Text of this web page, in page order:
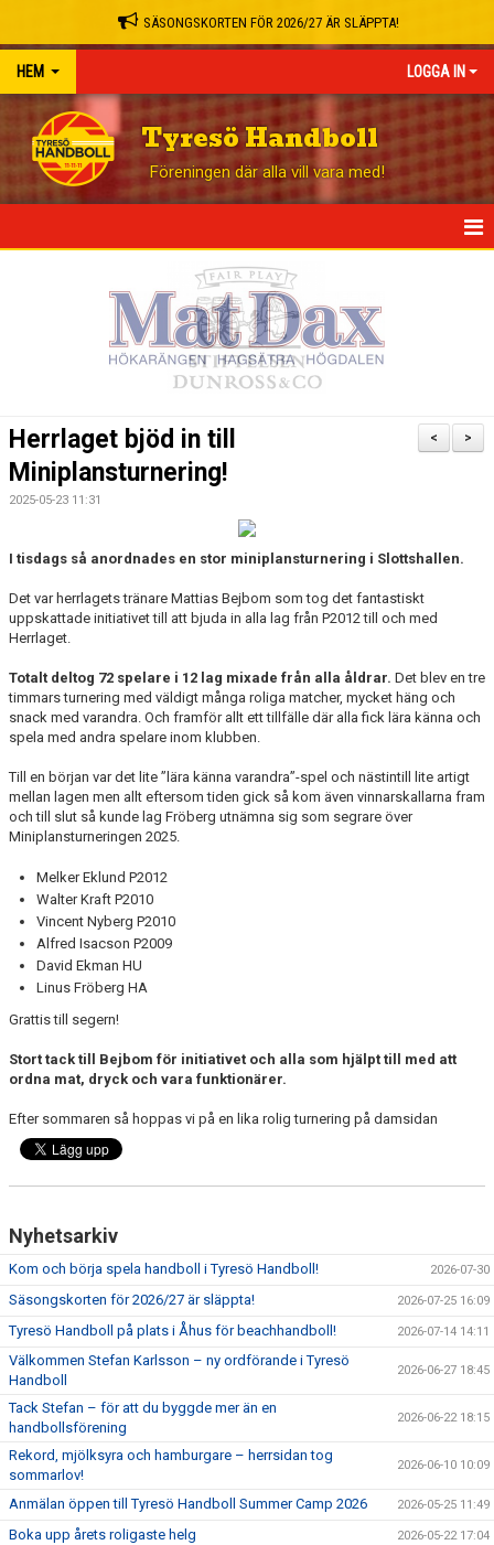
SÄSONGSKORTEN FÖR 2026/27 ÄR SLÄPPTA!
HEM LOGGA IN
Tyresö Handboll
Föreningen där alla vill vara med!
OM KLUBBEN
WEBBUTIK
LÄNNA SPORT - TYRESÖ CUP
>
<
Herrlaget bjöd in till
Miniplansturnering!
2025-05-23 11:31
I tisdags så anordnades en stor miniplansturnering i Slottshallen.
Det var herrlagets tränare Mattias Bejbom som tog det fantastiskt
uppskattade initiativet till att bjuda in alla lag från P2012 till och med
Herrlaget.
Totalt deltog 72 spelare i 12 lag mixade från alla åldrar. Det blev en tre
timmars turnering med väldigt många roliga matcher, mycket häng och
snack med varandra. Och framför allt ett tillfälle där alla fick lära känna och
spela med andra spelare inom klubben.
Till en början var det lite ”lära känna varandra”-spel och nästintill lite artigt
mellan lagen men allt eftersom tiden gick så kom även vinnarskallarna fram
och till slut så kunde lag Fröberg utnämna sig som segrare över
Miniplansturneringen 2025.
Melker Eklund P2012
Walter Kraft P2010
Vincent Nyberg P2010
Alfred Isacson P2009
David Ekman HU
Linus Fröberg HA
Grattis till segern!
Stort tack till Bejbom för initiativet och alla som hjälpt till med att
ordna mat, dryck och vara funktionärer.
Efter sommaren så hoppas vi på en lika rolig turnering på damsidan
Nyhetsarkiv
Kom och börja spela handboll i Tyresö Handboll! 2026-07-30
Säsongskorten för 2026/27 är släppta! 2026-07-25 16:09
Tyresö Handboll på plats i Åhus för beachhandboll! 2026-07-14 14:11
Välkommen Stefan Karlsson – ny ordförande i Tyresö
Handboll
2026-06-27 18:45
Tack Stefan – för att du byggde mer än en
handbollsförening
2026-06-22 18:15
Rekord, mjölksyra och hamburgare – herrsidan tog
sommarlov!
2026-06-10 10:09
Anmälan öppen till Tyresö Handboll Summer Camp 2026 2026-05-25 11:49
Boka upp årets roligaste helg 2026-05-22 17:04